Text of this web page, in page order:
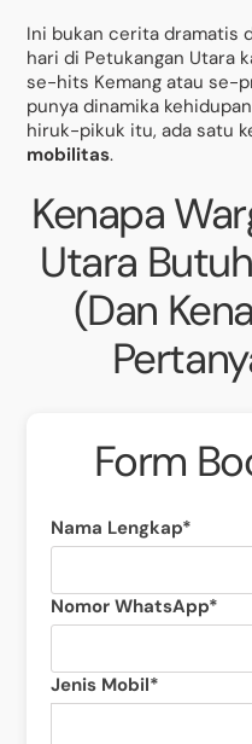
Ini bukan cerita dramatis
hari di Petukangan Utara
se-hits Kemang atau se-
punya dinamika
hiruk-pikuk itu, ada satu
mobilitas.
Kenapa
Utara
(Dan
Form
Nama Lengkap*
Nomor WhatsApp*
Jenis Mobil*